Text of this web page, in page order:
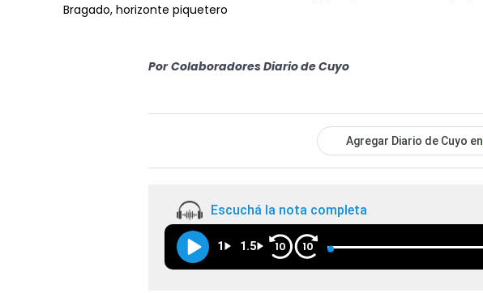
Bragado, horizonte piquetero
Por Colaboradores Diario de Cuyo
Agregar Diario de Cuyo en
Escuchá la nota completa
1 1.5 10 10